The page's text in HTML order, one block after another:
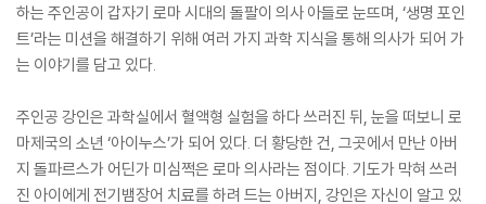
하는 주인공이 갑자기 로마 시대의 돌팔이 의사 아들로 눈뜨며, ‘생명 포인
트’라는 미션을 해결하기 위해 여러 가지 과학 지식을 통해 의사가 되어 가
는 이야기를 담고 있다.
주인공 강인은 과학실에서 혈액형 실험을 하다 쓰러진 뒤, 눈을 떠보니 로
마제국의 소년 ‘아이누스’가 되어 있다. 더 황당한 건, 그곳에서 만난 아버
지 돌파르스가 어딘가 미심쩍은 로마 의사라는 점이다. 기도가 막혀 쓰러
진 아이에게 전기뱀장어 치료를 하려 드는 아버지, 강인은 자신이 알고 있